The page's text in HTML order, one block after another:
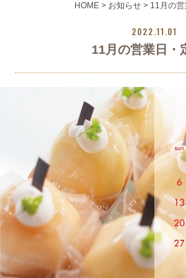
HOME > お知らせ > 11月の営
2022.11.01
11月の営業日・